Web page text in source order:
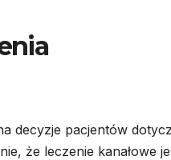
decyzje pacjentów
że leczenie kanałowe